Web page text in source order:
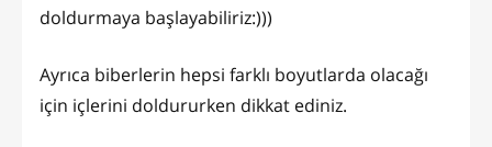
doldurmaya başlayabiliriz:)))
Ayrıca biberlerin hepsi farklı boyutlarda olacağı
için içlerini doldururken dikkat ediniz.